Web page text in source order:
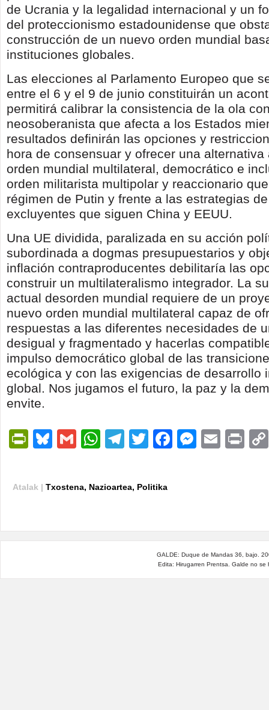
de Ucrania y la legalidad internacional y un
del proteccionismo estadounidense que
construcción de un nuevo orden mundial
instituciones globales.
Las elecciones al Parlamento Europeo que
entre el 6 y el 9 de junio constituirán un
permitirá calibrar la consistencia de la ola
neosoberanista que afecta a los Estados
resultados definirán las opciones y
hora de consensuar y ofrecer una alternativa
orden mundial multilateral, democrático e
orden militarista multipolar y reaccionario
régimen de Putin y frente a las estrategias
excluyentes que siguen China y EEUU.
Una UE dividida, paralizada en su acción
subordinada a dogmas presupuestarios y
inflación contraproducentes debilitaría las
construir un multilateralismo integrador. La
actual desorden mundial requiere de un
nuevo orden mundial multilateral capaz de
respuestas a las diferentes necesidades de
desigual y fragmentado y hacerlas
impulso democrático global de las
ecológica y con las exigencias de desarrollo
global. Nos jugamos el futuro, la paz y la
envite.
PrintFriendly
Bluesky
GmailWhatsApp
Telegram
TwitterFacebook
Email
Atalak | Txostena, Nazioartea, Politika
GALDE: Duque de Mandas 36, bajo.
Edita: Hirugarren Prentsa. Galde no